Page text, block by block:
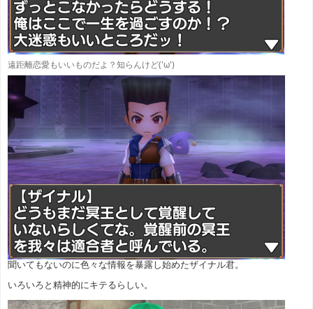
遠距離恋愛もいいものだよ？知らんけど('ω')
聞いてもないのに色々な情報を暴露し始めたザイナル君。
いろいろと精神的にキテるらしい。